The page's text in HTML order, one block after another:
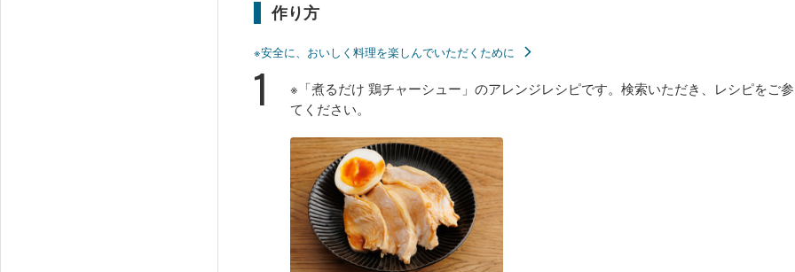
作り方
※安全に、おいしく料理を楽しんでいただくために
1
※「煮るだけ 鶏チャーシュー」のアレンジレシピです。検索いただき、レシピをご
てください。